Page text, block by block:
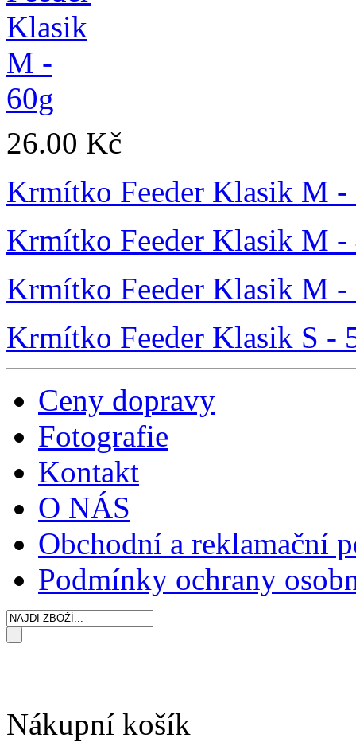
26.00 Kč
Krmítko Feeder Klasik M -
Krmítko Feeder Klasik M -
Krmítko Feeder Klasik M -
Krmítko Feeder Klasik S -
Ceny dopravy
Fotografie
Kontakt
O NÁS
Obchodní a reklamační
Podmínky ochrany
Nákupní košík